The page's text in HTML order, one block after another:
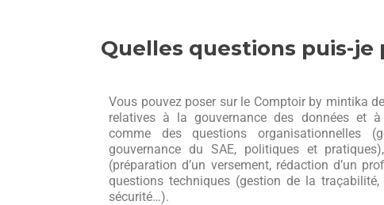
Quelles questions puis-je
Vous pouvez poser sur le Comptoir by mintika
relatives à la gouvernance des données et à
comme des questions organisationnelles
gouvernance du SAE, politiques et
(préparation d’un versement, rédaction d’un
questions techniques (gestion de la
sécurité…).